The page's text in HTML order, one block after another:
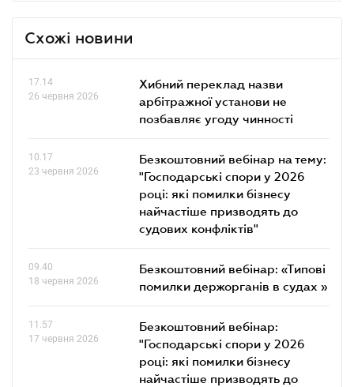
Схожі новини
17.14
26 червня 2026
Хибний переклад назви
арбітражної установи не
позбавляє угоду чинності
10.17
23 червня 2026
Безкоштовний вебінар на тему:
"Господарські спори у 2026
році: які помилки бізнесу
найчастіше призводять до
судових конфліктів"
09.40
18 червня 2026
Безкоштовний вебінар: «Типові
помилки держорганів в судах »
11.57
17 червня 2026
Безкоштовний вебінар:
"Господарські спори у 2026
році: які помилки бізнесу
найчастіше призводять до